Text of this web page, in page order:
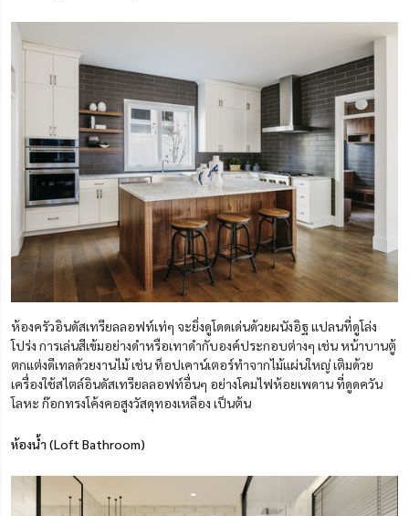
ห้องครัวอินดัสเทรียลลอฟท์เท่ๆ จะยิ่งดูโดดเด่นด้วยผนังอิฐ แปลนที่ดูโล่ง
โปร่ง การเล่นสีเข้มอย่างดำหรือเทาดำกับองค์ประกอบต่างๆ เช่น หน้าบานตู้
ตกแต่งดีเทลด้วยงานไม้ เช่น ท็อปเคาน์เตอร์ทำจากไม้แผ่นใหญ่ เติมด้วย
เครื่องใช้สไตล์อินดัสเทรียลลอฟท์อื่นๆ อย่างโคมไฟห้อยเพดาน ที่ดูดควัน
โลหะ ก๊อกทรงโค้งคอสูงวัสดุทองเหลือง เป็นต้น
ห้องน้ำ (Loft Bathroom)